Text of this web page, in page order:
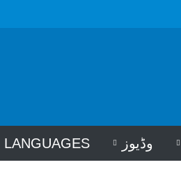
وڈیوز LANGUAGES